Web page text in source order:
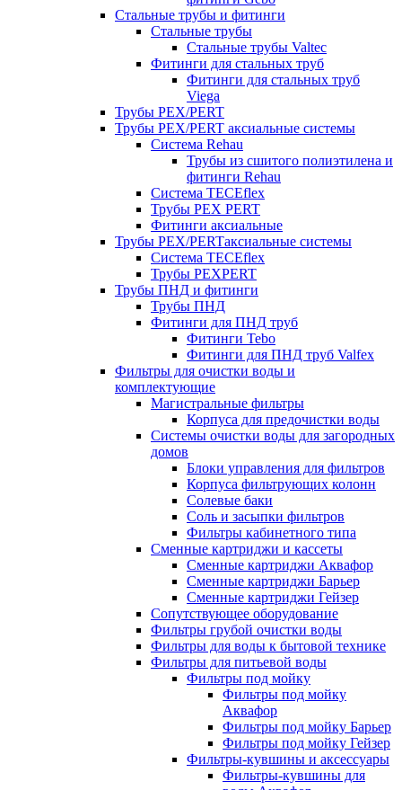
Стальные трубы и фитинги
Стальные трубы
Стальные трубы Valtec
Фитинги для стальных труб
Фитинги для стальных труб
Viega
Трубы PEX/PERT
Трубы PEX/PERT аксиальные системы
Система Rehau
Трубы из сшитого полиэтилена и
фитинги Rehau
Система TECEflex
Трубы PEX PERT
Фитинги аксиальные
Трубы PEX/PERTаксиальные системы
Система TECEflex
Трубы PEXPERT
Трубы ПНД и фитинги
Трубы ПНД
Фитинги для ПНД труб
Фитинги Tebo
Фитинги для ПНД труб Valfex
Фильтры для очистки воды и
комплектующие
Магистральные фильтры
Корпуса для предочистки воды
Системы очистки воды для загородных
домов
Блоки управления для фильтров
Корпуса фильтрующих колонн
Солевые баки
Соль и засыпки фильтров
Фильтры кабинетного типа
Сменные картриджи и кассеты
Сменные картриджи Аквафор
Сменные картриджи Барьер
Сменные картриджи Гейзер
Сопутствующее оборудование
Фильтры грубой очистки воды
Фильтры для воды к бытовой технике
Фильтры для питьевой воды
Фильтры под мойку
Фильтры под мойку
Аквафор
Фильтры под мойку Барьер
Фильтры под мойку Гейзер
Фильтры-кувшины и аксессуары
Фильтры-кувшины для